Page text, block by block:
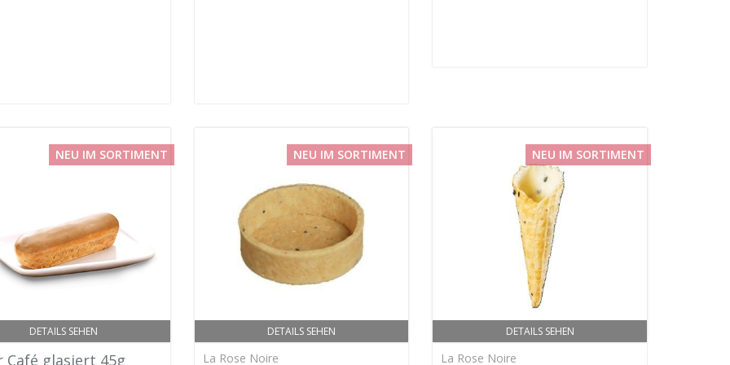
DETAILS SEHEN
NEU IM SORTIMENT
Café glasiert 45g
DETAILS SEHEN
NEU IM SORTIMENT
La Rose Noire
DETAILS SEHEN
NEU IM SORTIMENT
La Rose Noire